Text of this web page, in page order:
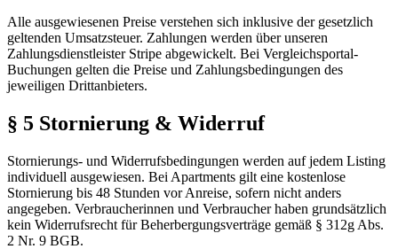
Alle ausgewiesenen Preise verstehen sich inklusive der gesetzlich
geltenden Umsatzsteuer. Zahlungen werden über unseren
Zahlungsdienstleister Stripe abgewickelt. Bei Vergleichsportal-
Buchungen gelten die Preise und Zahlungsbedingungen des
jeweiligen Drittanbieters.
§ 5 Stornierung & Widerruf
Stornierungs- und Widerrufsbedingungen werden auf jedem Listing
individuell ausgewiesen. Bei Apartments gilt eine kostenlose
Stornierung bis 48 Stunden vor Anreise, sofern nicht anders
angegeben. Verbraucherinnen und Verbraucher haben grundsätzlich
kein Widerrufsrecht für Beherbergungsverträge gemäß § 312g Abs.
2 Nr. 9 BGB.